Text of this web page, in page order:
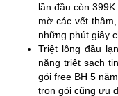
lần đầu còn
mờ các vết
những phút giây
Triệt lông đầu
năng triệt sạch
gói free BH 5
trọn gói cũng ưu